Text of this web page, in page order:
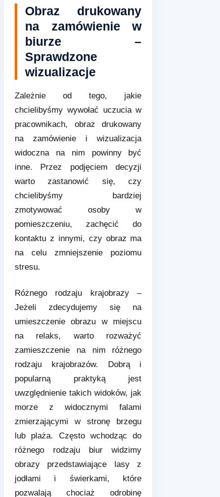
Obraz drukowany
na zamówienie w
biurze –
Sprawdzone
wizualizacje
Zależnie od tego, jakie
chcielibyśmy wywołać uczucia w
pracownikach, obraz drukowany
na zamówienie i wizualizacja
widoczna na nim powinny być
inne. Przez podjęciem decyzji
warto zastanowić się, czy
chcielibyśmy bardziej
zmotywować osoby w
pomieszczeniu, zachęcić do
kontaktu z innymi, czy obraz ma
na celu zmniejszenie poziomu
stresu.
Różnego rodzaju krajobrazy –
Jeżeli zdecydujemy się na
umieszczenie obrazu w miejscu
na relaks, warto rozważyć
zamieszczenie na nim różnego
rodzaju krajobrazów. Dobrą i
popularną praktyką jest
uwzględnienie takich widoków, jak
morze z widocznymi falami
zmierzającymi w stronę brzegu
lub plaża. Często wchodząc do
różnego rodzaju biur widzimy
obrazy przedstawiające lasy z
jodłami i świerkami, które
pozwalają chociaż odrobinę